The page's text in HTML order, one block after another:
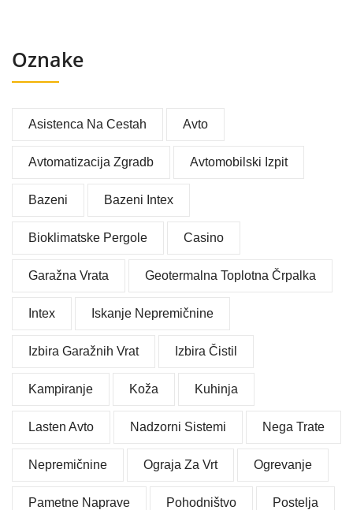
Oznake
Asistenca Na Cestah Avto
Avtomatizacija Zgradb Avtomobilski Izpit
Bazeni Bazeni Intex
Bioklimatske Pergole Casino
Garažna Vrata Geotermalna Toplotna Črpalka
Intex Iskanje Nepremičnine
Izbira Garažnih Vrat Izbira Čistil
Kampiranje Koža Kuhinja
Lasten Avto Nadzorni Sistemi Nega Trate
Nepremičnine Ograja Za Vrt Ogrevanje
Pametne Naprave Pohodništvo Postelja